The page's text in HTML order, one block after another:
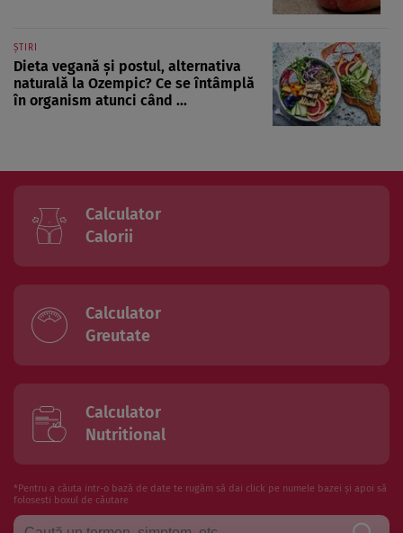
ȘTIRI
Dieta vegană și postul, alternativa
naturală la Ozempic? Ce se întâmplă
în organism atunci când ...
Calculator
Calorii
Calculator
Greutate
Calculator
Nutritional
*Pentru a căuta intr-o bază de date te rugăm să dai click pe numele bazei și apoi să
folosesti boxul de căutare